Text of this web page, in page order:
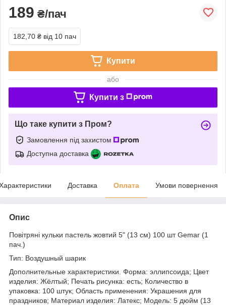
189 ₴/пач
182,70 ₴ від 10 пач
Купити
або
Купити з
Що таке купити з Пром?
Замовлення під захистом
Доступна доставка
Доставка Оплата Умови повернення
Опис
Повітряні кульки пастель жовтий 5" (13 см) 100 шт Gemar (1
пач.)
Тип: Воздушный шарик
Дополнительные характеристики. Форма: эллипсоида; Цвет
изделия: Жёлтый; Печать рисунка: есть; Количество в
упаковка: 100 штук; Область применения: Украшения для
праздников; Материал изделия: Латекс; Модель: 5 дюйм (13